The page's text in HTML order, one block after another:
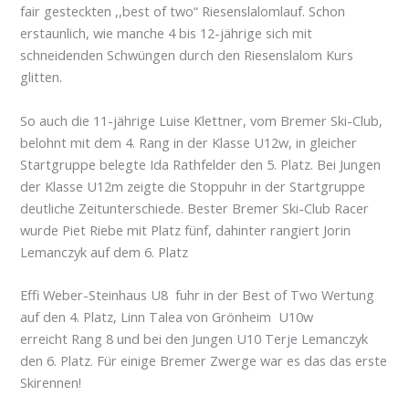
fair gesteckten ,,best of two“ Riesenslalomlauf. Schon
erstaunlich, wie manche 4 bis 12-jährige sich mit
schneidenden Schwüngen durch den Riesenslalom Kurs
glitten.
So auch die 11-jährige Luise Klettner, vom Bremer Ski-Club,
belohnt mit dem 4. Rang in der Klasse U12w, in gleicher
Startgruppe belegte Ida Rathfelder den 5. Platz. Bei Jungen
der Klasse U12m zeigte die Stoppuhr in der Startgruppe
deutliche Zeitunterschiede. Bester Bremer Ski-Club Racer
wurde Piet Riebe mit Platz fünf, dahinter rangiert Jorin
Lemanczyk auf dem 6. Platz
Effi Weber-Steinhaus U8 fuhr in der Best of Two Wertung
auf den 4. Platz, Linn Talea von Grönheim U10w
erreicht Rang 8 und bei den Jungen U10 Terje Lemanczyk
den 6. Platz. Für einige Bremer Zwerge war es das das erste
Skirennen!